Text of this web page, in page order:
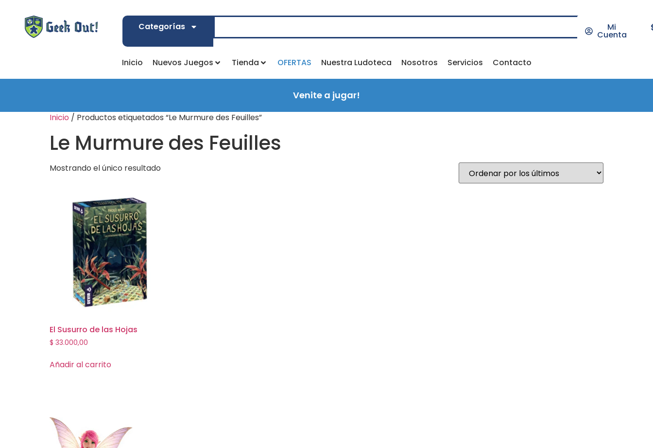
Categorías Mi
Cuenta
Inicio Nuevos Juegos Tienda OFERTAS Nuestra Ludoteca Nosotros Servicios Contacto
Venite a jugar!
Inicio / Productos etiquetados “Le Murmure des Feuilles”
Le Murmure des Feuilles
Mostrando el único resultado
El Susurro de las Hojas
$ 33.000,00
Añadir al carrito